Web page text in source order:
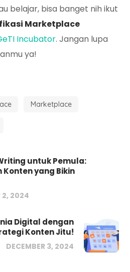
belajar, bisa banget nih ikut
Marketplace
Incubator. Jangan lupa
ya!
Marketplace
untuk Pemula:
Konten yang Bikin
2, 2024
Digital dengan
Konten Jitu!
DECEMBER 3, 2024